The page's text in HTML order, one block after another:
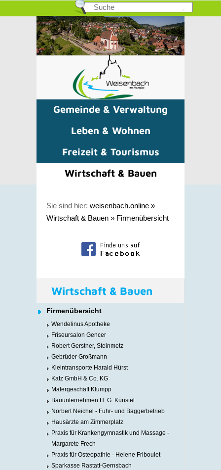
Gemeinde & Verwaltung
Leben & Wohnen
Freizeit & Tourismus
Wirtschaft & Bauen
Sie sind hier: weisenbach.online »
Wirtschaft & Bauen » Firmenübersicht
Wirtschaft & Bauen
Firmenübersicht
Wendelinus Apotheke
Friseursalon Gencer
Robert Gerstner, Steinmetz
Gebrüder Großmann
Kleintransporte Harald Hürst
Katz GmbH & Co. KG
Malergeschäft Klumpp
Bauunternehmen H. G. Künstel
Norbert Neichel - Fuhr- und Baggerbetrieb
Hausärzte am Zimmerplatz
Praxis für Krankengymnastik und Massage -
Margarete Frech
Praxis für Osteopathie - Helene Friboulet
Sparkasse Rastatt-Gernsbach